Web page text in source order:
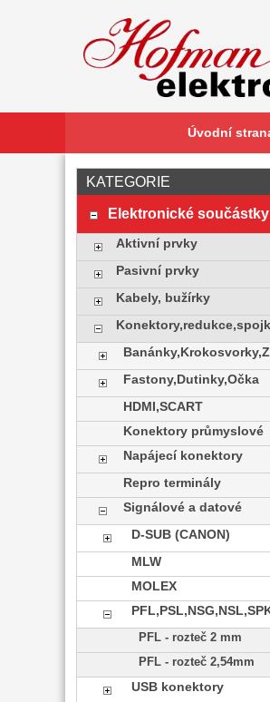
Úvodní
KATEGORIE
Elektronické součástky
Aktivní prvky
Pasivní prvky
Kabely, bužírky
Fastony,Dutinky,Očka
HDMI,SCART
Konektory průmyslové
Napájecí konektory
Repro terminály
Signálové a datové
D-SUB (CANON)
MLW
MOLEX
PFL - rozteč 2 mm
PFL - rozteč 2,54mm
USB konektory